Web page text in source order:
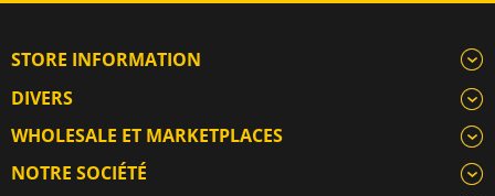
STORE INFORMATION
DIVERS
WHOLESALE ET MARKETPLACES
NOTRE SOCIÉTÉ